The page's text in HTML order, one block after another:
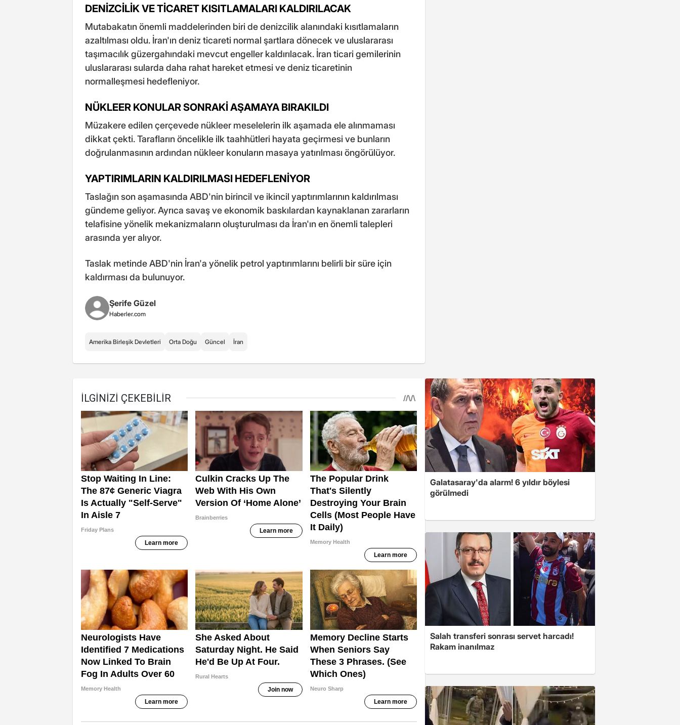
DENİZCİLİK VE TİCARET KISITLAMALARI KALDIRILACAK
Mutabakatın önemli maddelerinden biri de denizcilik alanındaki kısıtlamaların
azaltılması oldu. İran'ın deniz ticareti normal şartlara dönecek ve uluslararası
taşımacılık güzergahındaki mevcut engeller kaldırılacak. İran ticari gemilerinin
uluslararası sularda daha rahat hareket etmesi ve deniz ticaretinin
normalleşmesi hedefleniyor.
NÜKLEER KONULAR SONRAKİ AŞAMAYA BIRAKILDI
Müzakere edilen çerçevede nükleer meselelerin ilk aşamada ele alınmaması
dikkat çekti. Tarafların öncelikle ilk taahhütleri hayata geçirmesi ve bunların
doğrulanmasının ardından nükleer konuların masaya yatırılması öngörülüyor.
YAPTIRIMLARIN KALDIRILMASI HEDEFLENİYOR
Taslağın son aşamasında ABD'nin birincil ve ikincil yaptırımlarının kaldırılması
gündeme geliyor. Ayrıca savaş ve ekonomik baskılardan kaynaklanan zararların
telafisine yönelik mekanizmaların oluşturulması da İran'ın en önemli talepleri
arasında yer alıyor.
Taslak metinde ABD'nin İran'a yönelik petrol yaptırımlarını belirli bir süre için
kaldırması da bulunuyor.
Şerife Güzel
Haberler.com
Amerika Birleşik Devletleri Orta Doğu Güncel İran
Galatasaray'da alarm! 6 yıldır böylesi
görülmedi
Salah transferi sonrası servet harcadı!
Rakam inanılmaz